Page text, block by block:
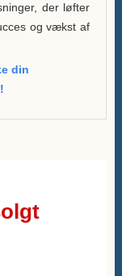
der løfter
og vækst af
din